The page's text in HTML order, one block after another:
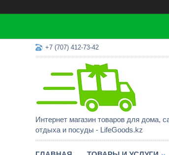
+7 (707) 412-73-42
Интернет магазин товаров для дома,
отдыха и посуды - LifeGoods.kz